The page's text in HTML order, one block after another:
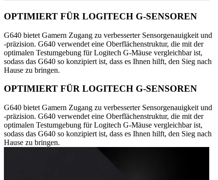
OPTIMIERT FÜR LOGITECH G-SENSOREN
G640 bietet Gamern Zugang zu verbesserter Sensorgenauigkeit und
-präzision. G640 verwendet eine Oberflächenstruktur, die mit der
optimalen Testumgebung für Logitech G-Mäuse vergleichbar ist,
sodass das G640 so konzipiert ist, dass es Ihnen hilft, den Sieg nach
Hause zu bringen.
OPTIMIERT FÜR LOGITECH G-SENSOREN
G640 bietet Gamern Zugang zu verbesserter Sensorgenauigkeit und
-präzision. G640 verwendet eine Oberflächenstruktur, die mit der
optimalen Testumgebung für Logitech G-Mäuse vergleichbar ist,
sodass das G640 so konzipiert ist, dass es Ihnen hilft, den Sieg nach
Hause zu bringen.